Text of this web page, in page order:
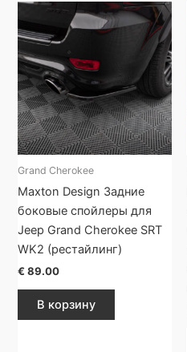
Grand Cherokee
Maxton Design Задние
боковые спойлеры для
Jeep Grand Cherokee SRT
WK2 (рестайлинг)
€ 89.00
В корзину